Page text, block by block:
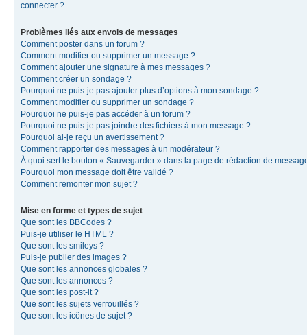
connecter ?
Problèmes liés aux envois de messages
Comment poster dans un forum ?
Comment modifier ou supprimer un message ?
Comment ajouter une signature à mes messages ?
Comment créer un sondage ?
Pourquoi ne puis-je pas ajouter plus d’options à mon sondage ?
Comment modifier ou supprimer un sondage ?
Pourquoi ne puis-je pas accéder à un forum ?
Pourquoi ne puis-je pas joindre des fichiers à mon message ?
Pourquoi ai-je reçu un avertissement ?
Comment rapporter des messages à un modérateur ?
À quoi sert le bouton « Sauvegarder » dans la page de rédaction de
Pourquoi mon message doit être validé ?
Comment remonter mon sujet ?
Mise en forme et types de sujet
Que sont les BBCodes ?
Puis-je utiliser le HTML ?
Que sont les smileys ?
Puis-je publier des images ?
Que sont les annonces globales ?
Que sont les annonces ?
Que sont les post-it ?
Que sont les sujets verrouillés ?
Que sont les icônes de sujet ?